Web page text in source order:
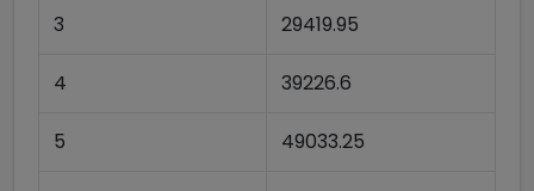
3 29419.95
4 39226.6
5 49033.25